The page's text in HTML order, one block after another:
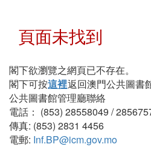
頁面未找到
閣下欲瀏覽之網頁已不存在。
閣下可按這裡返回澳門公共圖書
公共圖書館管理廳聯絡
電話： (853) 28558049 /
傳真: (853) 2831 4456
電郵: Inf.BP@icm.gov.mo